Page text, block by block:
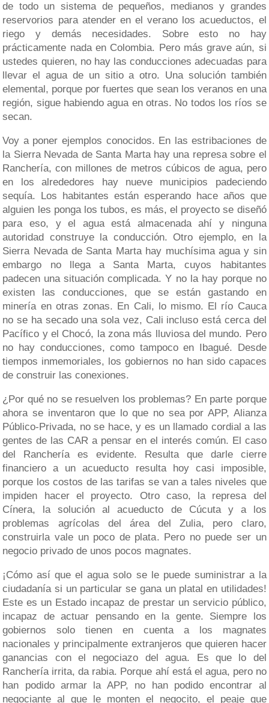
de todo un sistema de pequeños, medianos y grandes
reservorios para atender en el verano los acueductos, el
riego y demás necesidades. Sobre esto no hay
prácticamente nada en Colombia. Pero más grave aún, si
ustedes quieren, no hay las conducciones adecuadas para
llevar el agua de un sitio a otro. Una solución también
elemental, porque por fuertes que sean los veranos en una
región, sigue habiendo agua en otras. No todos los ríos se
secan.
Voy a poner ejemplos conocidos. En las estribaciones de
la Sierra Nevada de Santa Marta hay una represa sobre el
Ranchería, con millones de metros cúbicos de agua, pero
en los alrededores hay nueve municipios padeciendo
sequía. Los habitantes están esperando hace años que
alguien les ponga los tubos, es más, el proyecto se diseñó
para eso, y el agua está almacenada ahí y ninguna
autoridad construye la conducción. Otro ejemplo, en la
Sierra Nevada de Santa Marta hay muchísima agua y sin
embargo no llega a Santa Marta, cuyos habitantes
padecen una situación complicada. Y no la hay porque no
existen las conducciones, que se están gastando en
minería en otras zonas. En Cali, lo mismo. El río Cauca
no se ha secado una sola vez, Cali incluso está cerca del
Pacífico y el Chocó, la zona más lluviosa del mundo. Pero
no hay conducciones, como tampoco en Ibagué. Desde
tiempos inmemoriales, los gobiernos no han sido capaces
de construir las conexiones.
¿Por qué no se resuelven los problemas? En parte porque
ahora se inventaron que lo que no sea por APP, Alianza
Público-Privada, no se hace, y es un llamado cordial a las
gentes de las CAR a pensar en el interés común. El caso
del Ranchería es evidente. Resulta que darle cierre
financiero a un acueducto resulta hoy casi imposible,
porque los costos de las tarifas se van a tales niveles que
impiden hacer el proyecto. Otro caso, la represa del
Cínera, la solución al acueducto de Cúcuta y a los
problemas agrícolas del área del Zulia, pero claro,
construirla vale un poco de plata. Pero no puede ser un
negocio privado de unos pocos magnates.
¡Cómo así que el agua solo se le puede suministrar a la
ciudadanía si un particular se gana un platal en utilidades!
Este es un Estado incapaz de prestar un servicio público,
incapaz de actuar pensando en la gente. Siempre los
gobiernos solo tienen en cuenta a los magnates
nacionales y principalmente extranjeros que quieren hacer
ganancias con el negociazo del agua. Es que lo del
Ranchería irrita, da rabia. Porque ahí está el agua, pero no
han podido armar la APP, no han podido encontrar al
negociante al que le monten el negocito, el peaje que